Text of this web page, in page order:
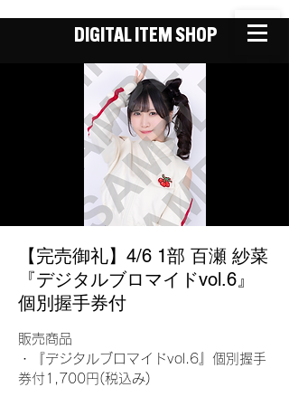
DIGITAL ITEM SHOP
【完売御礼】4/6 1部 百瀬 紗菜
『デジタルブロマイドvol.6』
個別握手券付
販売商品
・『デジタルブロマイドvol.6』個別握手
券付1,700円(税込み)